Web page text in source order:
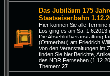
Das Jubiläum 175
Staatseisenbahn
Hier können Sie alle Termine
Los ging es am Sa. 1.6.2013
Die Abschlußveranstaltung
(Ottmerbau) am Friedrich
Von den Veranstaltungen im
finden Sie hier Berichte,
des NDR Fernsehen
Themen: 27